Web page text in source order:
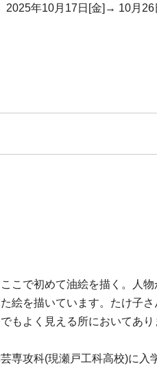
2025年10月17日[金]→ 10月26
こで初めて油絵を描く。人
絵を描いています。たけ子
もよく見える所においてあ
専攻科(現瀬戸工科高校)に